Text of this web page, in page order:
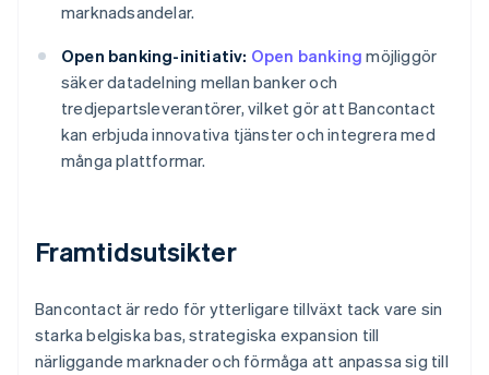
marknadsandelar.
Open banking-initiativ: Open banking möjliggör
säker datadelning mellan banker och
tredjepartsleverantörer, vilket gör att Bancontact
kan erbjuda innovativa tjänster och integrera med
många plattformar.
Framtidsutsikter
Bancontact är redo för ytterligare tillväxt tack vare sin
starka belgiska bas, strategiska expansion till
närliggande marknader och förmåga att anpassa sig till